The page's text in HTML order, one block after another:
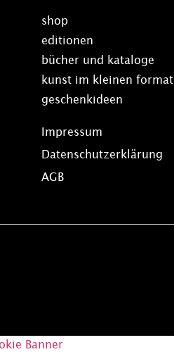
shop
editionen
bücher und kataloge
kunst im kleinen format
geschenkideen
Impressum
Datenschutzerklärung
AGB
Banner